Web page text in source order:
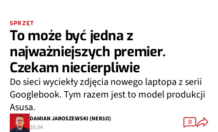
SPRZĘT
To może być jedna z
najważniejszych premier.
Czekam niecierpliwie
Do sieci wyciekły zdjęcia nowego laptopa z serii
Googlebook. Tym razem jest to model produkcji
Asusa.
DAMIAN JAROSZEWSKI (NER1O)
20:34
0